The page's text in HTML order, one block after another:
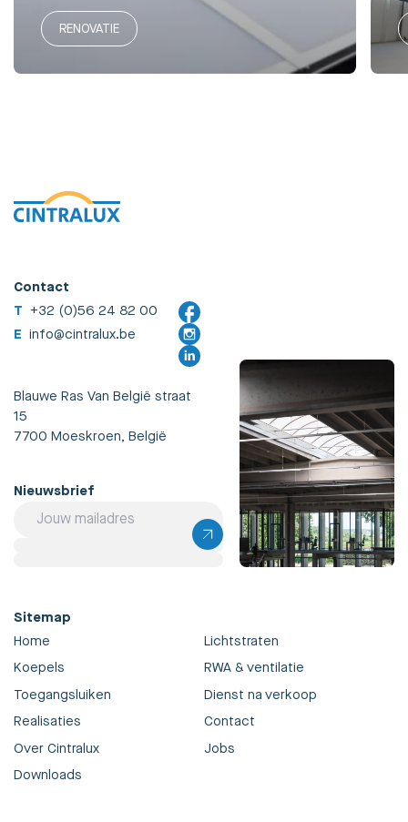
RENOVATIE
Contact
T +32 (0)56 24 82 00
E info@cintralux.be
Blauwe Ras Van België straat
15
7700 Moeskroen, België
Nieuwsbrief
Sitemap
Home
Lichtstraten
Koepels
RWA & ventilatie
Toegangsluiken
Dienst na verkoop
Realisaties
Contact
Over Cintralux
Jobs
Downloads